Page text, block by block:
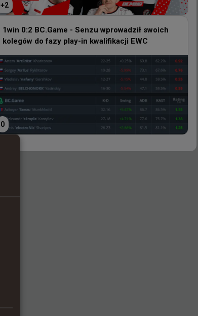
1win 0:2 BC.Game - Senzu wprowadził swoich
kolegów do fazy play-in kwalifikacji EWC
0
+2
1win 0:2 BC.Game - Senzu wprowadził swoich
kolegów do fazy play-in kwalifikacji EWC
0